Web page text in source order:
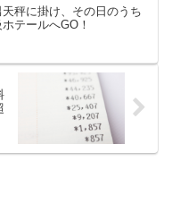
秤に掛け、その日のうち
テールへGO！